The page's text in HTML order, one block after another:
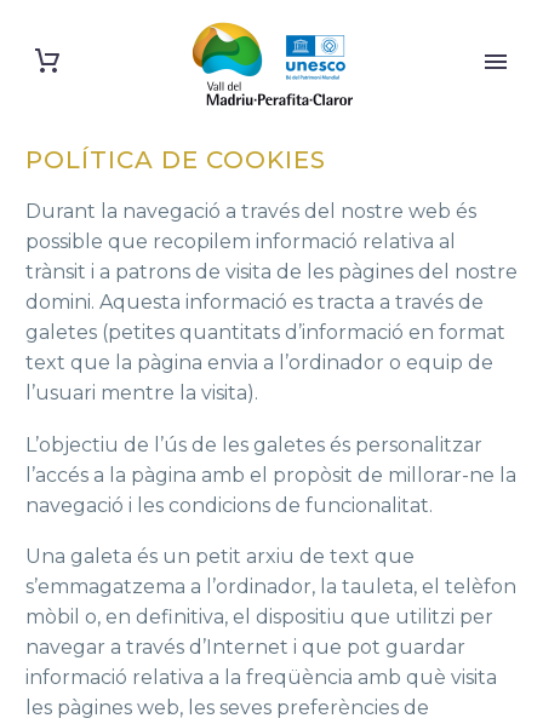
POLÍTICA DE COOKIES
Durant la navegació a través del nostre web és
possible que recopilem informació relativa al
trànsit i a patrons de visita de les pàgines del nostre
domini. Aquesta informació es tracta a través de
galetes (petites quantitats d’informació en format
text que la pàgina envia a l’ordinador o equip de
l’usuari mentre la visita).
L’objectiu de l’ús de les galetes és personalitzar
l’accés a la pàgina amb el propòsit de millorar-ne la
navegació i les condicions de funcionalitat.
Una galeta és un petit arxiu de text que
s’emmagatzema a l’ordinador, la tauleta, el telèfon
mòbil o, en definitiva, el dispositiu que utilitzi per
navegar a través d’Internet i que pot guardar
informació relativa a la freqüència amb què visita
les pàgines web, les seves preferències de